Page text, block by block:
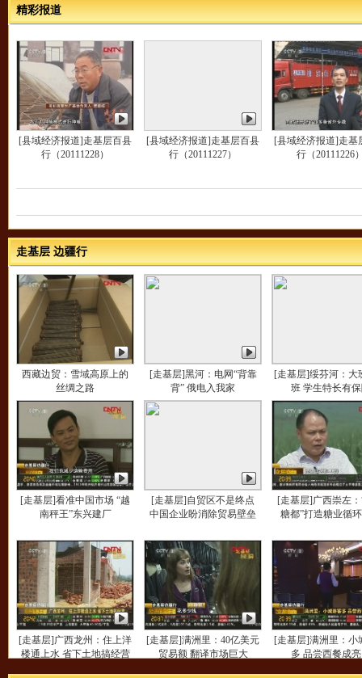
精彩报道
[县域经济报道]走基层百县
行（20111228）
[县域经济报道]走基层百县
行（20111227）
[县域经济报道]走基
行（20111226
走基层 边疆行
西藏边贸：雪域高原上的
丝绸之路
[走基层]黑河：电网“背靠
背” 俄电入我家
[走基层]绥芬河：大
班 学生特长有
[走基层]看准中国市场 “越
南秤王”东兴建厂
[走基层]自贸区不是终点
中国企业盼消除贸易壁垒
[走基层]广西崇左：
糖都”打造糖业循
[走基层]广西龙州：住上洋
楼通上水 省下土地搞经营
[走基层]满洲里：40亿美元
贸易额 翻译市场巨大
[走基层]满洲里：小
多 品尝西餐成